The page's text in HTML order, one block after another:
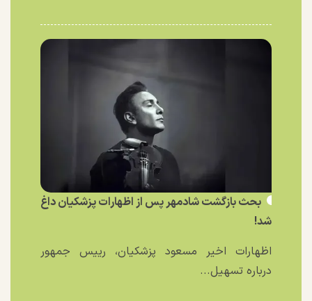
بحث بازگشت شادمهر پس از اظهارات پزشکیان داغ
شد!
اظهارات اخیر مسعود پزشکیان، رییس جمهور
درباره تسهیل...